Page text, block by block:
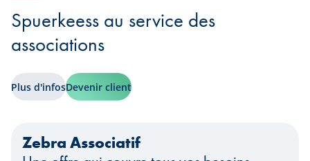
Spuerkeess au service des
associations
Plus d'infosDevenir client
Zebra Associatif